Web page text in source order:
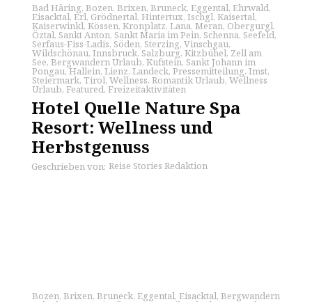
Bad Häring, Bozen, Brixen, Bruneck, Eggental, Ehrwald,
Eisacktal, Erl, Grödnertal, Hintertux, Ischgl, Kaisertal,
Kaiserwinkl, Kössen, Kronplatz, Lana, Meran, Obergurgl,
Öztal, Sankt Anton, Sankt Maria im Pein, Schenna, Seefeld,
Serfaus-Fiss-Ladis, Söden, Sterzing, Vinschgau,
Wildschönau, Innsbruck, Salzburg, Kitzbühel, Zell am
See, Bergwandern Urlaub, Kufstein, Sankt Johann im
Pongau,Hallein, Lienz, Landeck, Pressemitteilung, Imst,
Steiermark, Tirol, Wellness, Romantik Urlaub, Wellness
Urlaub, Featured, Freizeitaktivitäten
Hotel Quelle Nature Spa
Resort: Wellness und
Herbstgenuss
Geschrieben von: Reise Stories Redaktion
Bozen, Brixen, Bruneck, Eggental, Eisacktal, Bergwandern